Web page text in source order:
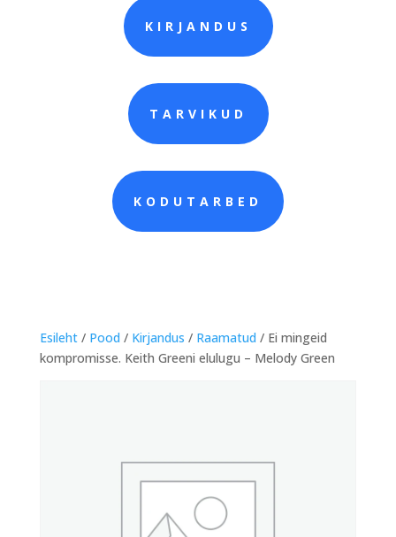
KIRJANDUS
TARVIKUD
KODUTARBED
Esileht/ Pood / Kirjandus / Raamatud / Ei mingeid
kompromisse. Keith Greeni elulugu – Melody Green